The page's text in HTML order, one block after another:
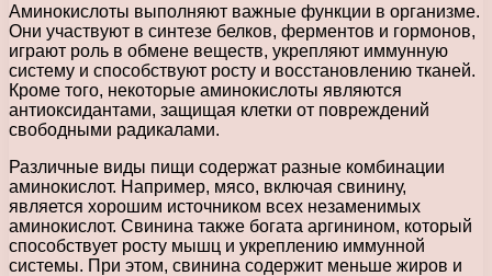
Аминокислоты выполняют важные функции в организме.
Они участвуют в синтезе белков, ферментов и гормонов,
играют роль в обмене веществ, укрепляют иммунную
систему и способствуют росту и восстановлению тканей.
Кроме того, некоторые аминокислоты являются
антиоксидантами, защищая клетки от повреждений
свободными радикалами.
Различные виды пищи содержат разные комбинации
аминокислот. Например, мясо, включая свинину,
является хорошим источником всех незаменимых
аминокислот. Свинина также богата аргинином, который
способствует росту мышц и укреплению иммунной
системы. При этом, свинина содержит меньше жиров и